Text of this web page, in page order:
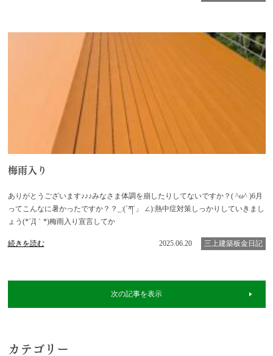
梅雨入り
ありがとうございます♪♪♪みなさま体調を崩したりしてないですか？( ^ω^ )6月
ってこんなに暑かったですか？？_:(´ཀ`」 ∠):熱中症対策しっかりしていきまし
ょう(*´Д｀*)梅雨入り宣言してか
続きを読む 2025.06.20 三上建築板金日記
次の記事を表示
カテゴリー